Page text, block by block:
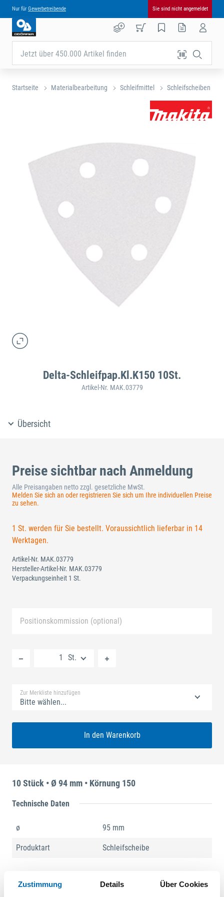
Zustimmung Details Über Cookies
Nur für Gewerbetreibende Sie sind nicht angemeldet
Jetzt über 450.000 Artikel finden
Startseite Materialbearbeitung Schleifmittel Schleifscheiben
Delta-Schleifpap.Kl.K150 10St.
Artikel-Nr. MAK.03779
Übersicht
Preise sichtbar nach Anmeldung
Alle Preisangaben netto zzgl. gesetzliche MwSt.
Melden Sie sich an oder registrieren Sie sich um Ihre individuellen Preise
zu sehen.
1 St. werden für Sie bestellt. Voraussichtlich lieferbar in 14
Werktagen.
Artikel-Nr. MAK.03779
Hersteller-Artikel-Nr. MAK.03779
Verpackungseinheit 1 St.
Positionskommission (optional)
St.
Zur Merkliste hinzufügen
Bitte wählen...
In den Warenkorb
10 Stück • Ø 94 mm • Körnung 150
Technische Daten
ø 95 mm
Produktart Schleifscheibe
Produktbeschreibung